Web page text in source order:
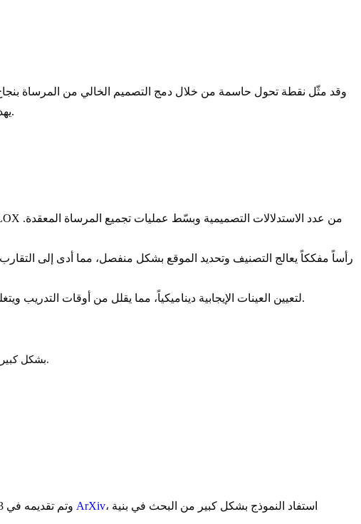
، كان YOLOX يهدف إلى سد الفجوة بين البحث الأكاديمي والنشر الصناعي.
تم استخدام نسخة مبسطة من النقل الأمثل للتعيين (OTA) لتعيين العينات الإيجابية ديناميكياً، مما يقلل من أوقات التدريب ويتغلب على غموض تعيينات النقاط المركزية.
أثر تصميم الرأس المفكك في YOLOX بشكل كبير على الأجيال اللاحقة من كاشفات الأجسام، ليصبح ميزة قياسية في العديد من النماذج الحديثة.
، وتم تقديمه في 23 نوفمبر 2022. وكما هو مفصل في منشور ArXiv، استفاد النموذج بشكل كبير من البحث في بنية